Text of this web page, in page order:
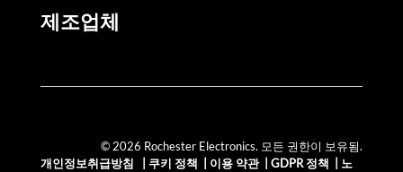
제조업체
© 2026 Rochester Electronics. 모든 권한이 보유됨.
개인정보취급방침
쿠키 정책 이용 약관| GDPR 정책
노